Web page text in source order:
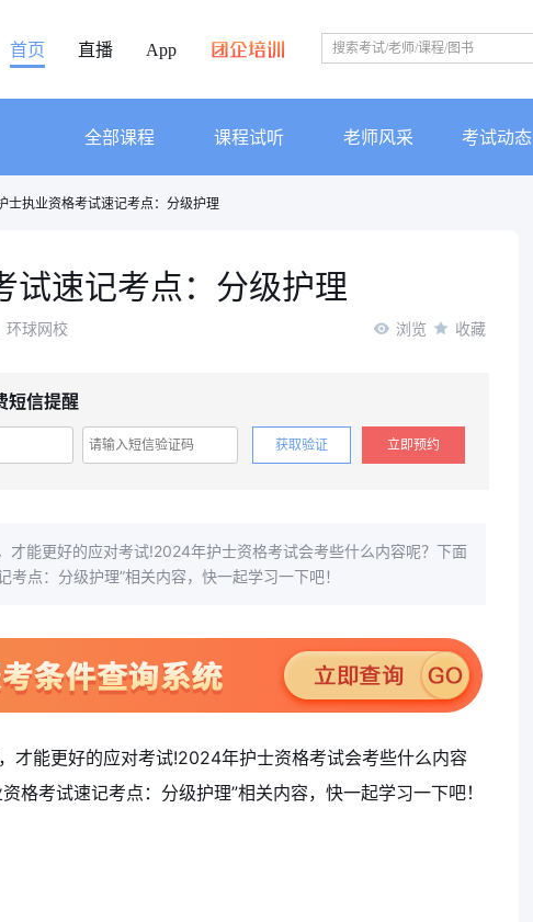
首页 直播 App
全部课程 课程试听 老师风采 考试动态
士执业资格考试速记考点：分级护理
试速记考点：分级护理
环球网校 浏览 收藏
短信提醒
获取验证 立即预约
才能更好的应对考试!2024年护士资格考试会考些什么内容呢？下面
点：分级护理”相关内容，快一起学习一下吧！
才能更好的应对考试!2024年护士资格考试会考些什么内容
格考试速记考点：分级护理”相关内容，快一起学习一下吧！